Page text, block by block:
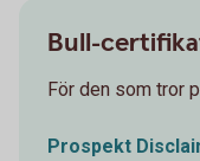
Bull-
För den som tror
Prospekt